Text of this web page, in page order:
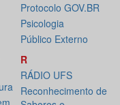
Protocolo GOV.BR
Psicologia
Público Externo
R
RÁDIO UFS
Reconhecimento de